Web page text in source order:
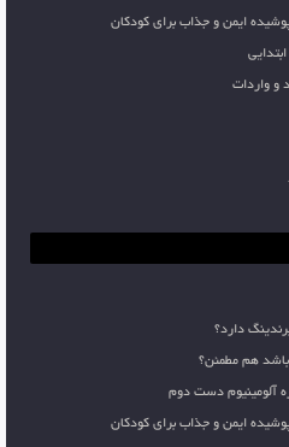
ایمن و جذاب برای کودکان
و واردات
دارد؟
باشد هم مطمئن؟
آلومینیوم دست دوم
ایمن و جذاب برای کودکان